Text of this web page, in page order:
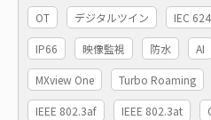
OT デジタルツイン IEC
IP66 映像監視 防水 AI
MXview One Turbo Roaming
IEEE 802.3af IEEE 802.3at